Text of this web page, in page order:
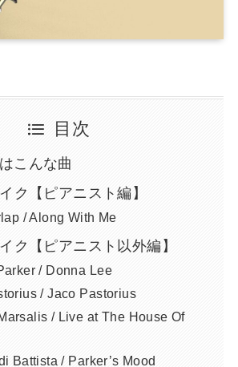
目次
こんな曲
ク【ピアニスト編】
/ Along With Me
ク【ピアニスト以外編】
/ Donna Lee
/ Jaco Pastorius
/ Live at The House Of
Battista / Parker’s Mood